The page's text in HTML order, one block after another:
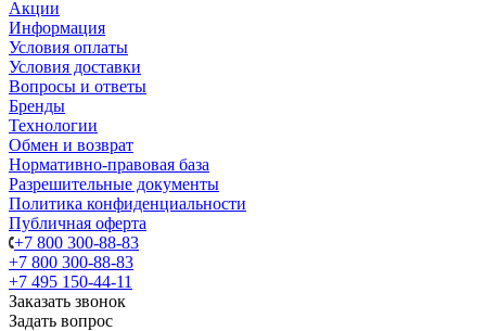
Акции
Информация
Условия оплаты
Условия доставки
Вопросы и ответы
Бренды
Технологии
Обмен и возврат
Нормативно-правовая база
Разрешительные документы
Политика конфиденциальности
Публичная оферта
+7 800 300-88-83
+7 800 300-88-83
+7 495 150-44-11
Заказать звонок
Задать вопрос